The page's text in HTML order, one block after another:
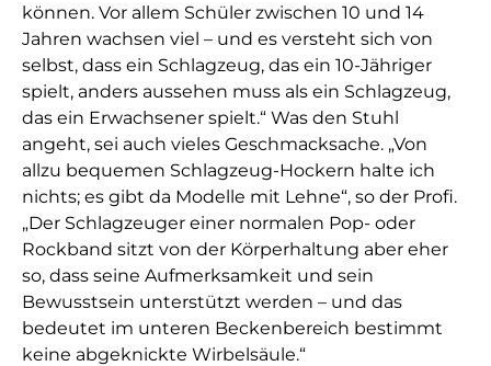
können. Vor allem Schüler zwischen 10 und 14
Jahren wachsen viel – und es versteht sich von
selbst, dass ein Schlagzeug, das ein 10-Jähriger
spielt, anders aussehen muss als ein Schlagzeug,
das ein Erwachsener spielt.“ Was den Stuhl
angeht, sei auch vieles Geschmacksache. „Von
allzu bequemen Schlagzeug-Hockern halte ich
nichts; es gibt da Modelle mit Lehne“, so der Profi.
„Der Schlagzeuger einer normalen Pop- oder
Rockband sitzt von der Körperhaltung aber eher
so, dass seine Aufmerksamkeit und sein
Bewusstsein unterstützt werden – und das
bedeutet im unteren Beckenbereich bestimmt
keine abgeknickte Wirbelsäule.“